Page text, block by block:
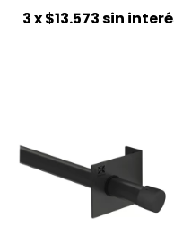
3x$13.573sin